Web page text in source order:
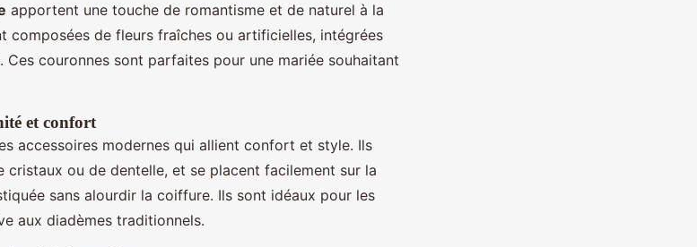
apportent une touche de romantisme et de naturel à la
composées de fleurs fraîches ou artificielles, intégrées
Ces couronnes sont parfaites pour une mariée souhaitant
et confort
accessoires modernes qui allient confort et style. Ils
cristaux ou de dentelle, et se placent facilement sur la
sans alourdir la coiffure. Ils sont idéaux pour les
aux diadèmes traditionnels.